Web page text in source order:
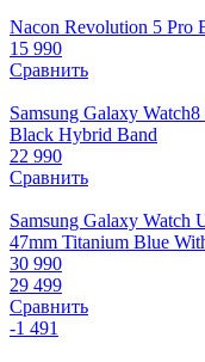
Nacon Revolution 5 Pro
15 990
Сравнить
Samsung Galaxy
Black Hybrid Band
22 990
Сравнить
Samsung Galaxy Watch
47mm Titanium Blue
30 990
29 499
Сравнить
-1 491